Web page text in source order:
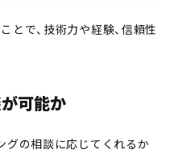
とで、技術力や経験、信頼性
可能か
グの相談に応じてくれるか